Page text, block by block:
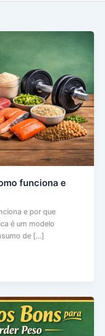
funciona e
e por que
é um modelo
de […]